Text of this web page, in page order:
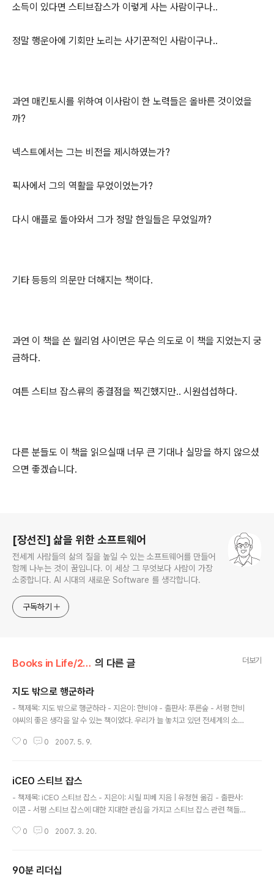
소득이 있다면 스티브잡스가 이렇게 사는 사람이구나..
정말 행운아에 기회만 노리는 사기꾼적인 사람이구나..
과연 매킨토시를 위하여 이사람이 한 노력들은 올바른 것이었을
까?
넥스트에서는 그는 비전을 제시하였는가?
픽사에서 그의 역활을 무었이었는가?
다시 애플로 돌아와서 그가 정말 한일들은 무었일까?
기타 등등의 의문만 더해지는 책이다.
과연 이 책을 쓴 월리엄 사이먼은 무슨 의도로 이 책을 지었는지 궁
금하다.
여튼 스티브 잡스류의 종결점을 찍긴했지만.. 시원섭섭하다.
다른 분들도 이 책을 읽으실때 너무 큰 기대나 실망을 하지 않으셨
으면 좋겠습니다.
[장선진] 삶을 위한 소프트웨어
전세계 사람들의 삶의 질을 높일 수 있는 소프트웨어를 만들어
함께 나누는 것이 꿈입니다. 이 세상 그 무엇보다 사람이 가장
소중합니다. AI 시대의 새로운 Software 를 생각합니다.
구독하기
Books in Life/2007 의 다른 글 더보기
지도 밖으로 행군하라
- 책제목: 지도 밖으로 행군하라 - 지은이: 한비야 - 출판사: 푸른숲 - 서평 한비
야씨의 좋은 생각을 알 수 있는 책이었다. 우리가 늘 놓치고 있던 전세계의 소외
습과 그렇게 살게 된 근본적인 원인에 대하여 생각할 수 있게 되었다. 특히 자본
있는 상인이 있다. 이 상인은 주변 사람들이 죽는 것과 아무 상관없이 자신의 이
윤을 위하여 창고에 밀가루를 가득 가득 쌓아 두고 큰 이윤을 남기면서 밀가루
를 팔고 있는 것이다. 이것이 우리가 옭다고 믿고 있는 자본주의의 어두운 면이
0 0 2007. 5. 9.
iCEO 스티브 잡스
- 책제목: iCEO 스티브 잡스 - 지은이: 시릴 피베 지음 | 유정현 옮김 - 출판사:
이콘 - 서평 스티브 잡스에 대한 지대한 관심을 가지고 스티브 잡스 관련 책들을
쓰겠지만, 전반적으로 iCEO 스티브 잡스는 좋은 시각에서 스티브 잡스를 본 책
서 훌륭한 프리젠테이션을 하는 스티브잡스에 관해서 관심을 가지게 되었다. 우
0 0 2007. 3. 20.
90분 리더십